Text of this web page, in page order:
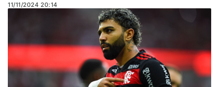
11/11/2024 20:14